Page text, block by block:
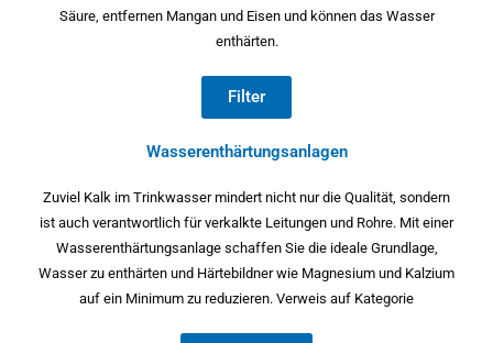
Säure, entfernen Mangan und Eisen und können das Wasser
enthärten.
Filter
Wasserenthärtungsanlagen
Zuviel Kalk im Trinkwasser mindert nicht nur die Qualität, sondern
ist auch verantwortlich für verkalkte Leitungen und Rohre. Mit einer
Wasserenthärtungsanlage schaffen Sie die ideale Grundlage,
Wasser zu enthärten und Härtebildner wie Magnesium und Kalzium
auf ein Minimum zu reduzieren. Verweis auf Kategorie